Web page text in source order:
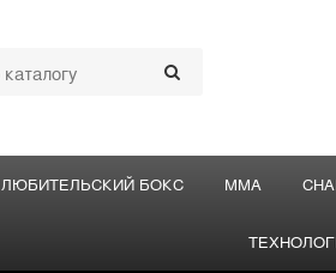
ЛЮБИТЕЛЬСКИЙ БОКС ММА